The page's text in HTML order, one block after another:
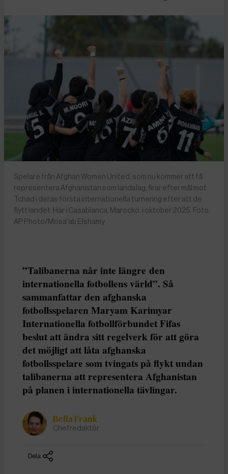
Spelare från Afghan Women United, som nu kommer att få
representera Afghanistan som landslag, firar efter mål mot
Tchad i deras första internationella turnering efter att de
flytt landet. Här i Casablanca, Marocko, i oktober 2025. Foto:
AP Photo/Mosa'ab Elshamy
”Talibanerna når inte längre den
internationella fotbollens värld”. Så
sammanfattar den afghanska
fotbollsspelaren Maryam Karimyar
Internationella fotbollförbundet Fifas
beslut att ändra sitt regelverk för att göra
det möjligt att låta afghanska
fotbollsspelare som tvingats på flykt undan
talibanerna att representera Afghanistan
på planen i internationella tävlingar.
Bella Frank
Chefredaktör
Dela